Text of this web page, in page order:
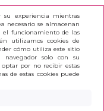
experiencia mientras
necesario se almacenan
el funcionamiento de las
utilizamos cookies de
cómo utiliza este sitio
navegador solo con su
por no recibir estas
de estas cookies puede
001